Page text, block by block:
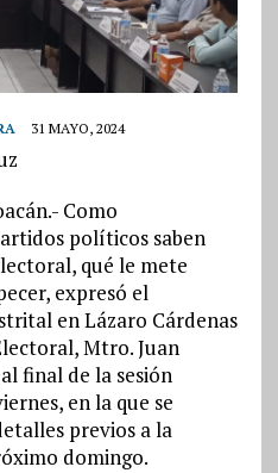
31 MAYO, 2024
Como
políticos saben
qué le mete
expresó el
en Lázaro Cárdenas
Mtro. Juan
final de la sesión
en la que se
previos a la
domingo.